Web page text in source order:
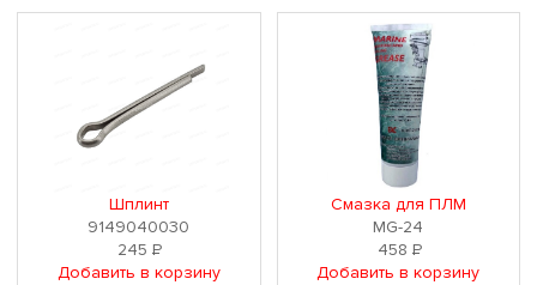
Шплинт
9149040030
245Р
Добавить в корзину
Смазка для ПЛМ
MG-24
458 Р
Добавить в корзину